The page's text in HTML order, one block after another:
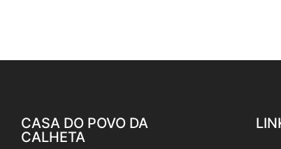
CASA DO POVO DA
CALHETA